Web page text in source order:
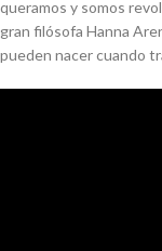
queramos y somos
gran filósofa Hanna
pueden nacer cuando